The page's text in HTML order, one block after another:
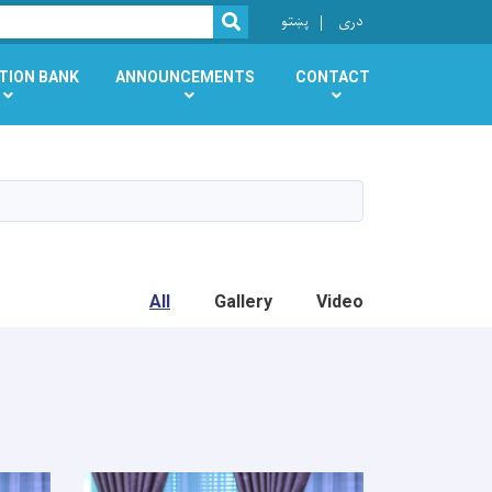
SEARCH
پښتو دری
BANK ANNOUNCEMENTS CONTACT
All Gallery Video